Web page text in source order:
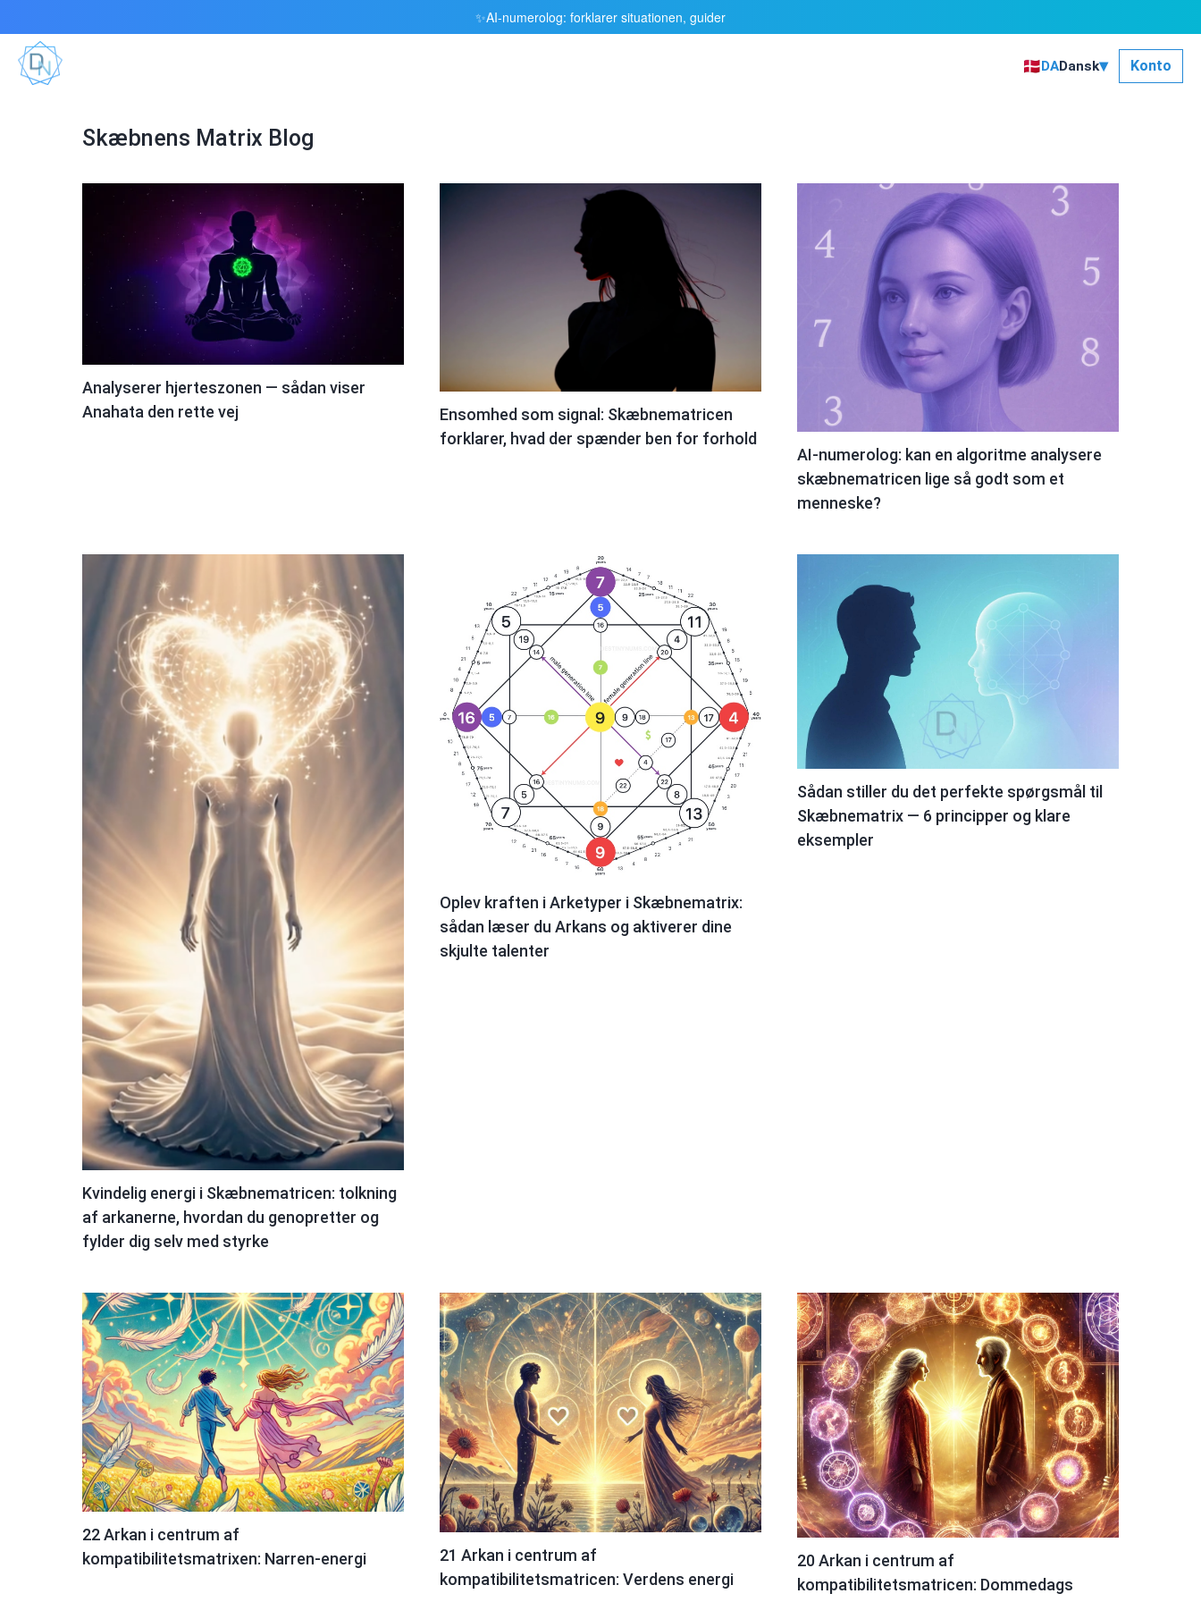
🇩🇰DADansk▾ Konto
Skæbnens Matrix Blog
Analyserer hjerteszonen — sådan viser
Anahata den rette vej
Ensomhed som signal: Skæbnematricen
forklarer, hvad der spænder ben for forhold
AI-numerolog: kan en algoritme analysere
skæbnematricen lige så godt som et
menneske?
Kvindelig energi i Skæbnematricen: tolkning
af arkanerne, hvordan du genopretter og
fylder dig selv med styrke
Oplev kraften i Arketyper i Skæbnematrix:
sådan læser du Arkans og aktiverer dine
skjulte talenter
Sådan stiller du det perfekte spørgsmål til
Skæbnematrix — 6 principper og klare
eksempler
22 Arkan i centrum af
kompatibilitetsmatrixen: Narren-energi
21 Arkan i centrum af
kompatibilitetsmatricen: Verdens energi
20 Arkan i centrum af
kompatibilitetsmatricen: Dommedags
✨AI-numerolog: forklarer situationen, guider